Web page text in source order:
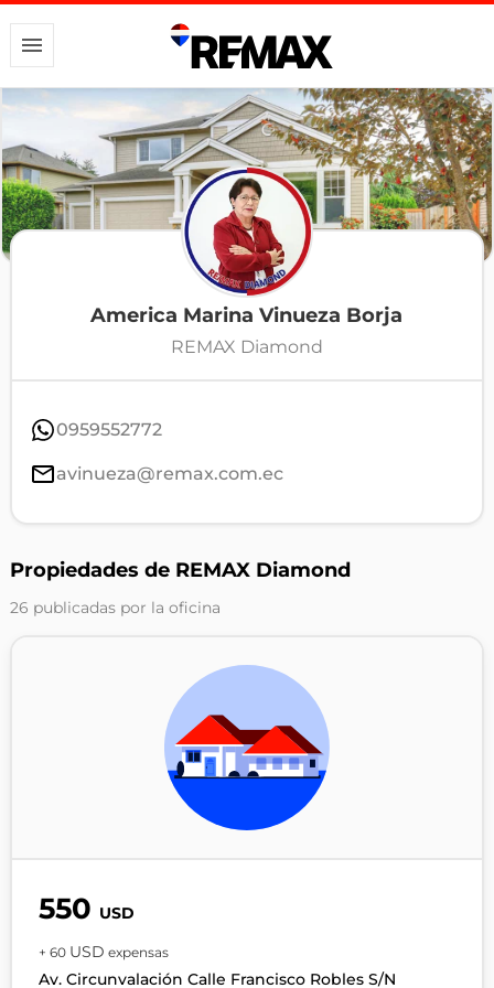
America Marina Vinueza Borja
REMAX Diamond
0959552772
avinueza@remax.com.ec
Propiedades de REMAX Diamond
26 publicadas por la oficina
550 USD
+ 60 USD expensas
Av. Circunvalación Calle Francisco Robles S/N